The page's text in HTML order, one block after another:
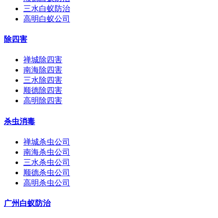
三水白蚁防治
高明白蚁公司
除四害
禅城除四害
南海除四害
三水除四害
顺德除四害
高明除四害
杀虫消毒
禅城杀虫公司
南海杀虫公司
三水杀虫公司
顺德杀虫公司
高明杀虫公司
广州白蚁防治